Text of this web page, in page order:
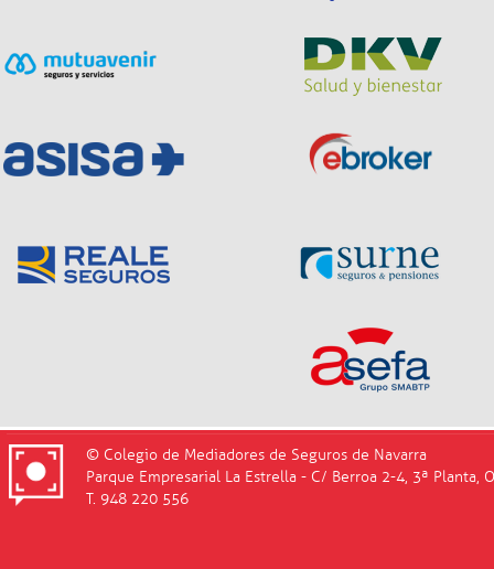
© Colegio de Mediadores de Seguros de Navarra
Parque Empresarial La Estrella - C/ Berroa 2-4, 3ª Planta,
T. 948 220 556